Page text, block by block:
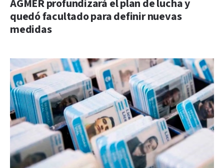
AGMER profundizará el plan de lucha y
quedó facultado para definir nuevas
medidas